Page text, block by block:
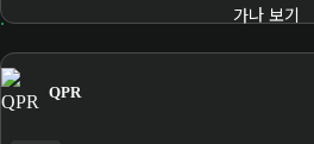
가나 보기
QPR